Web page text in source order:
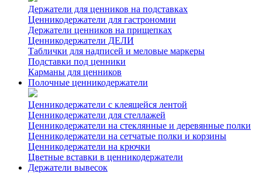
Держатели для ценников на подставках
Ценникодержатели для гастрономии
Держатели ценников на прищепках
Ценникодержатели ДЕЛИ
Таблички для надписей и меловые маркеры
Подставки под ценники
Карманы для ценников
Полочные ценникодержатели
Ценникодержатели с клеящейся лентой
Ценникодержатели для стеллажей
Ценникодержатели на стеклянные и деревянные полки
Ценникодержатели на сетчатые полки и корзины
Ценникодержатели на крючки
Цветные вставки в ценникодержатели
Держатели вывесок